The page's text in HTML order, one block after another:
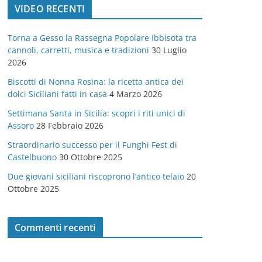
o
r
e
VIDEO RECENTI
Torna a Gesso la Rassegna Popolare Ibbisota tra
cannoli, carretti, musica e tradizioni 30 Luglio
2026
Biscotti di Nonna Rosina: la ricetta antica dei
dolci Siciliani fatti in casa 4 Marzo 2026
Settimana Santa in Sicilia: scopri i riti unici di
Assoro 28 Febbraio 2026
Straordinario successo per il Funghi Fest di
Castelbuono 30 Ottobre 2025
Due giovani siciliani riscoprono l’antico telaio 20
Ottobre 2025
Commenti recenti